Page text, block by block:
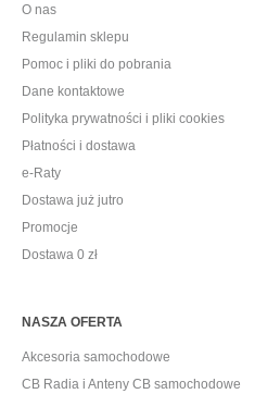
O nas
Regulamin sklepu
Pomoc i pliki do pobrania
Dane kontaktowe
Polityka prywatności i pliki cookies
Płatności i dostawa
e-Raty
Dostawa już jutro
Promocje
Dostawa 0 zł
NASZA OFERTA
Akcesoria samochodowe
CB Radia i Anteny CB samochodowe